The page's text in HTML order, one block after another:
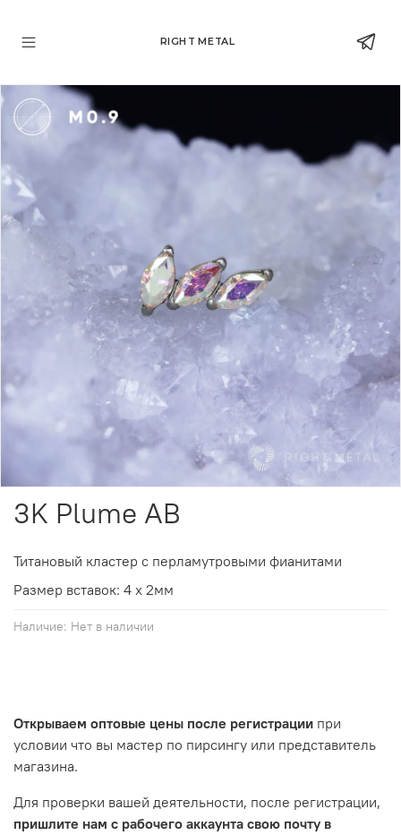
RIGHT METAL
Наличие: Нет в наличии
3K Plume AB
Титановый кластер с перламутровыми фианитами
Размер вставок: 4 х 2мм
Открываем оптовые цены после регистрации при
условии что вы мастер по пирсингу или представитель
магазина.
Для проверки вашей деятельности, после регистрации,
пришлите нам с рабочего аккаунта свою почту в